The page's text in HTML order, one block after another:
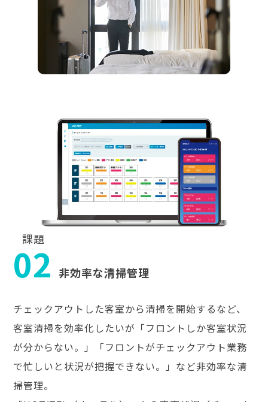
課題
02 非効率な清掃管理
チェックアウトした客室から清掃を開始するなど、
客室清掃を効率化したいが「フロントしか客室状況
が分からない。」「フロントがチェックアウト業務
で忙しいと状況が把握できない。」など非効率な清
掃管理。